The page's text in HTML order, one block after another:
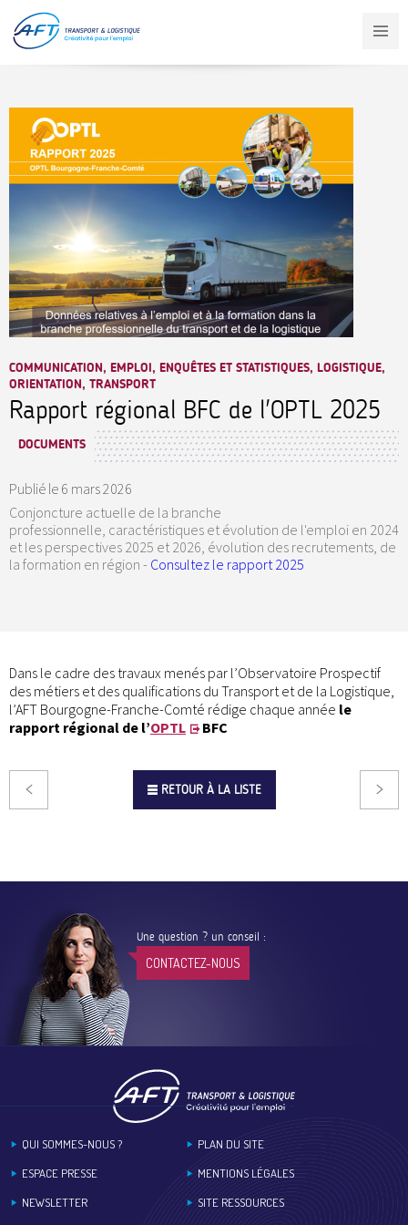
contenu
principal
COMMUNICATION, EMPLOI, ENQUÊTES ET STATISTIQUES, LOGISTIQUE,
ORIENTATION, TRANSPORT
Rapport régional BFC de l'OPTL 2025
DOCUMENTS
Publié le 6 mars 2026
Conjoncture actuelle de la branche
professionnelle, caractéristiques et évolution de l'emploi en 2024
et les perspectives 2025 et 2026, évolution des recrutements, de
la formation en région - Consultez le rapport 2025
Dans le cadre des travaux menés par l’Observatoire Prospectif
des métiers et des qualifications du Transport et de la Logistique,
l’AFT Bourgogne-Franche-Comté rédige chaque année le
rapport régional de l’OPTL BFC
RETOUR À LA LISTE
Une question ? un conseil :
CONTACTEZ-NOUS
QUI SOMMES-NOUS ?
ESPACE PRESSE
NEWSLETTER
PLAN DU SITE
MENTIONS LÉGALES
SITE RESSOURCES